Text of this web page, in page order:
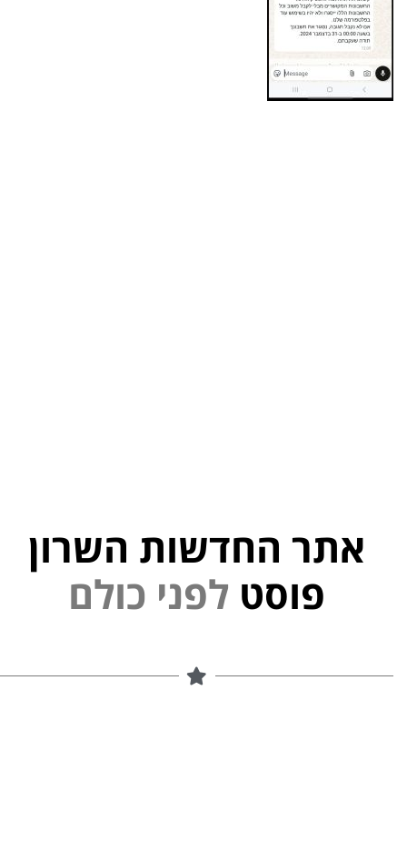
אתר החדשות השרון
פוסט